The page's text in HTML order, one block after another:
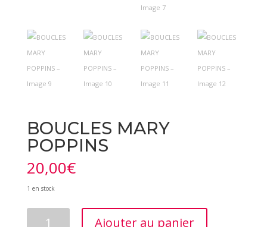
BOUCLES MARY
POPPINS
20,00€
1 en stock
Ajouter au panier